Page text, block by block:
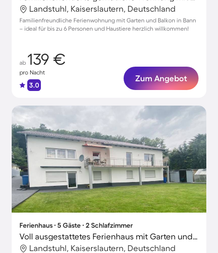
Landstuhl, Kaiserslautern, Deutschland
Familienfreundliche Ferienwohnung mit Garten und Balkon in Bann
– ideal für bis zu 6 Personen und Haustiere herzlich willkommen!
ab 139 €
pro Nacht
3.0
Zum Angebot
Ferienhaus ∙ 5 Gäste ∙ 2 Schlafzimmer
Voll ausgestattetes Ferienhaus mit Garten und Terrasse
Landstuhl, Kaiserslautern, Deutschland